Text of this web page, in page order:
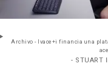
Archivo - Ivace+i financia una
- STUART